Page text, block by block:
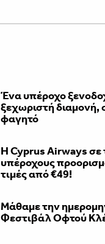
Ένα υπέροχο
ξεχωριστή διαμονή,
φαγητό
H Cyprus Airways σε
υπέροχους
τιμές από €49!
Μάθαμε την
Φεστιβάλ Οφτού